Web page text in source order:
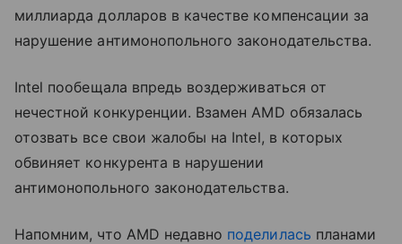
миллиарда долларов в качестве компенсации за
нарушение антимонопольного законодательства.
Intel пообещала впредь воздерживаться от
нечестной конкуренции. Взамен AMD обязалась
отозвать все свои жалобы на Intel, в которых
обвиняет конкурента в нарушении
антимонопольного законодательства.
Напомним, что AMD недавно поделилась планами